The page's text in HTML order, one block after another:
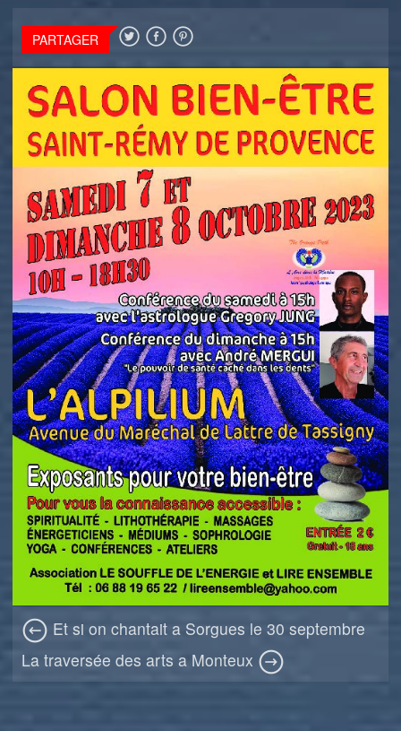
PARTAGER
Et si on chantait a Sorgues le 30 septembre
La traversée des arts a Monteux